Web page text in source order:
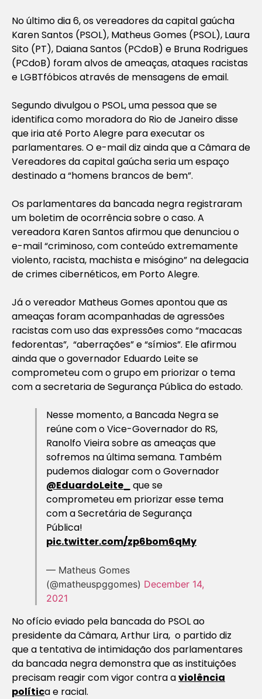
No último dia 6, os vereadores da capital gaúcha
Karen Santos (PSOL), Matheus Gomes (PSOL), Laura
Sito (PT), Daiana Santos (PCdoB) e Bruna Rodrigues
(PCdoB) foram alvos de ameaças, ataques racistas
e LGBTfóbicos através de mensagens de email.
Segundo divulgou o PSOL, uma pessoa que se
identifica como moradora do Rio de Janeiro disse
que iria até Porto Alegre para executar os
parlamentares. O e-mail diz ainda que a Câmara de
Vereadores da capital gaúcha seria um espaço
destinado a “homens brancos de bem”.
Os parlamentares da bancada negra registraram
um boletim de ocorrência sobre o caso. A
vereadora Karen Santos afirmou que denunciou o
e-mail “criminoso, com conteúdo extremamente
violento, racista, machista e misógino” na delegacia
de crimes cibernéticos, em Porto Alegre.
Já o vereador Matheus Gomes apontou que as
ameaças foram acompanhadas de agressões
racistas com uso das expressões como “macacas
fedorentas”, “aberrações” e “símios”. Ele afirmou
ainda que o governador Eduardo Leite se
comprometeu com o grupo em priorizar o tema
com a secretaria de Segurança Pública do estado.
Nesse momento, a Bancada Negra se
reúne com o Vice-Governador do RS,
Ranolfo Vieira sobre as ameaças que
sofremos na última semana. Também
pudemos dialogar com o Governador
@EduardoLeite_
que se
comprometeu em priorizar esse tema
com a Secretária de Segurança
Pública!
pic.twitter.com/zp6bom6qMy
— Matheus Gomes
(@matheuspggomes) December 14,
2021
No ofício eviado pela bancada do PSOL ao
presidente da Câmara, Arthur Lira, o partido diz
que a tentativa de intimidação dos parlamentares
da bancada negra demonstra que as instituições
precisam reagir com vigor contra aviolência
política e racial.